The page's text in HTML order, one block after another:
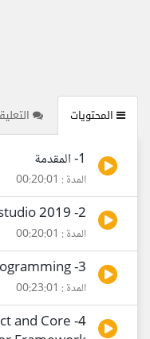
المحتويات
1- المقدمة
المدة : 00:20:01
2- download and install visual studio 2019
المدة : 00:20:01
3- whats programming؟
المدة : 00:23:01
and Core